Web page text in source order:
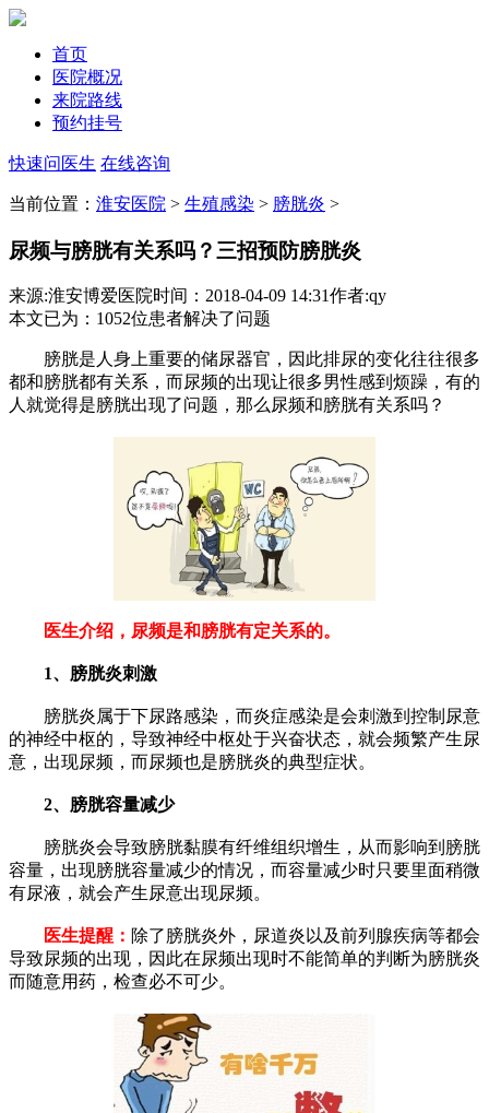
首页
医院概况
来院路线
预约挂号
快速问医生 在线咨询
当前位置： 淮安医院 > 生殖感染 > 膀胱炎 >
尿频与膀胱有关系吗？三招预防膀胱炎
来源:淮安博爱医院时间：2018-04-09 14:31作者:qy
本文已为 ：1052位患者解决了问题
膀胱是人身上重要的储尿器官，因此排尿的变化往往很多
都和膀胱都有关系，而尿频的出现让很多男性感到烦躁，有的
人就觉得是膀胱出现了问题，那么尿频和膀胱有关系吗？
医生介绍，尿频是和膀胱有定关系的。
1、膀胱炎刺激
膀胱炎属于下尿路感染，而炎症感染是会刺激到控制尿意
的神经中枢的，导致神经中枢处于兴奋状态，就会频繁产生尿
意，出现尿频，而尿频也是膀胱炎的典型症状。
2、膀胱容量减少
膀胱炎会导致膀胱黏膜有纤维组织增生，从而影响到膀胱
容量，出现膀胱容量减少的情况，而容量减少时只要里面稍微
有尿液，就会产生尿意出现尿频。
医生提醒： 除了膀胱炎外，尿道炎以及前列腺疾病等都会
导致尿频的出现，因此在尿频出现时不能简单的判断为膀胱炎
而随意用药，检查必不可少。